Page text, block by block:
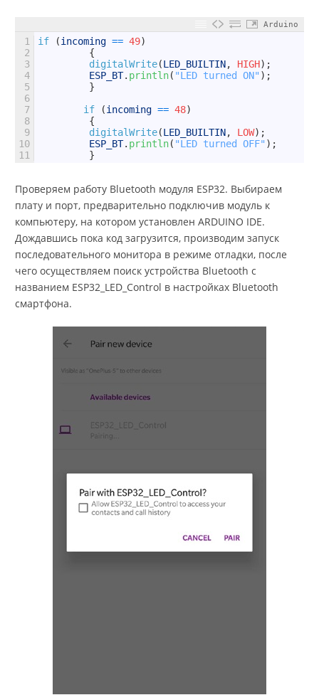
Arduino
1
2
3
4
5
6
7
8
9
10
11
if (incoming == 49)
{
digitalWrite(LED_BUILTIN, HIGH) ;
ESP_BT. println( "LED turned ON" ) ;
}
if
(incoming == 48)
{
digitalWrite(LED_BUILTIN, LOW) ;
ESP_BT. println( "LED turned OFF" ) ;
}
Проверяем работу Bluetooth модуля ESP32. Выбираем
плату и порт, предварительно подключив модуль к
компьютеру, на котором установлен ARDUINO IDE.
Дождавшись пока код загрузится, производим запуск
последовательного монитора в режиме отладки, после
чего осуществляем поиск устройства Bluetooth с
названием ESP32_LED_Control в настройках Bluetooth
смартфона.